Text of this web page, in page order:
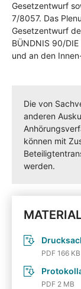
Gesetzentwurf
7/8057. Das
Gesetzentwurf
BÜNDNIS 90/
und an den
Die von
anderen
können mit
werden.
PDF 166 KB
PDF 2 MB